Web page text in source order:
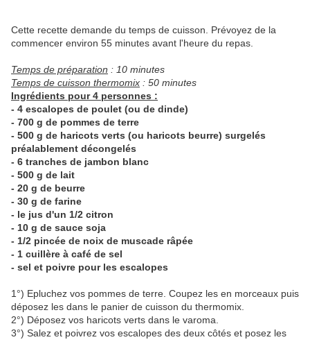
Cette recette demande du temps de cuisson. Prévoyez de la
commencer environ 55 minutes avant l'heure du repas.
Temps de préparation : 10 minutes
Temps de cuisson thermomix : 50 minutes
Ingrédients pour 4 personnes :
- 4 escalopes de poulet (ou de dinde)
- 700 g de pommes de terre
- 500 g de haricots verts (ou haricots beurre) surgelés
préalablement décongelés
- 6 tranches de jambon blanc
- 500 g de lait
- 20 g de beurre
- 30 g de farine
- le jus d'un 1/2 citron
- 10 g de sauce soja
- 1/2 pincée de noix de muscade râpée
- 1 cuillère à café de sel
- sel et poivre pour les escalopes
1°) Epluchez vos pommes de terre. Coupez les en morceaux puis
déposez les dans le panier de cuisson du thermomix.
2°) Déposez vos haricots verts dans le varoma.
3°) Salez et poivrez vos escalopes des deux côtés et posez les